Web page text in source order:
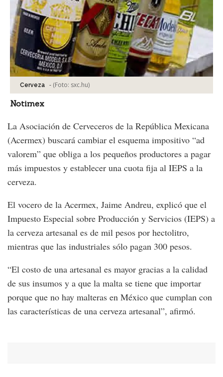
Cerveza - (Foto: sxc.hu)
Notimex
La Asociación de Cerveceros de la República Mexicana
(Acermex) buscará cambiar el esquema impositivo “ad
valorem” que obliga a los pequeños productores a pagar
más impuestos y establecer una cuota fija al IEPS a la
cerveza.
El vocero de la Acermex, Jaime Andreu, explicó que el
Impuesto Especial sobre Producción y Servicios (IEPS) a
la cerveza artesanal es de mil pesos por hectolitro,
mientras que las industriales sólo pagan 300 pesos.
“El costo de una artesanal es mayor gracias a la calidad
de sus insumos y a que la malta se tiene que importar
porque que no hay malteras en México que cumplan con
las características de una cerveza artesanal”, afirmó.